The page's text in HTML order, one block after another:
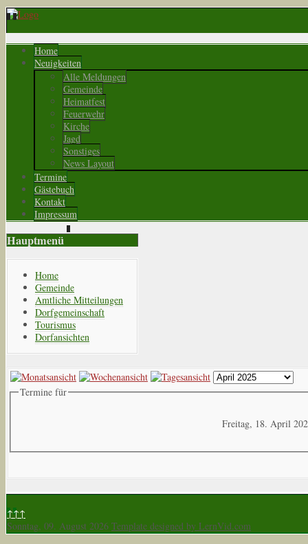
Home
Neuigkeiten
Alle Meldungen
Gemeinde
Heimatfest
Feuerwehr
Kirche
Jagd
Sonstiges
News Layout
Termine
Gästebuch
Kontakt
Impressum
Hauptmenü
Home
Gemeinde
Amtliche Mitteilungen
Dorfgemeinschaft
Tourismus
Dorfansichten
Termine für
Freitag, 18. April
↑↑↑
Sonntag, 09. August 2026 Template designed by LernVid.com